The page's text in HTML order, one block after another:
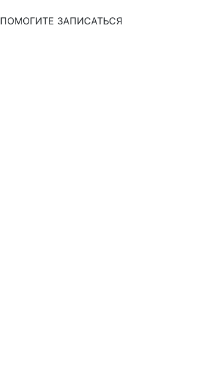
ПОМОГИТЕ ЗАПИСАТЬСЯ